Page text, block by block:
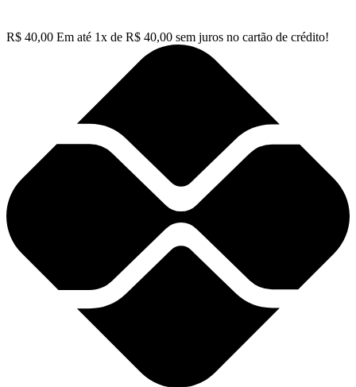
R$ 40,00 Em até 1x de R$ 40,00 sem juros no cartão de crédito!